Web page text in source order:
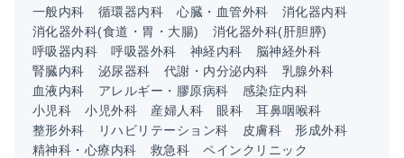
一般内科 循環器内科 心臓・血管外科
消化器内科
消化器外科(食道・胃・大腸)
消化器外科(肝胆膵)
呼吸器内科
呼吸器外科 神経内科
脳神経外科
腎臓内科
泌尿器科 代謝・内分泌内科
乳腺外科
血液内科
アレルギー・膠原病科
感染症内科
小児科
小児外科 産婦人科 眼科
耳鼻咽喉科
整形外科
リハビリテーション科 皮膚科
形成外科
精神科・心療内科
救急科
ペインクリニック